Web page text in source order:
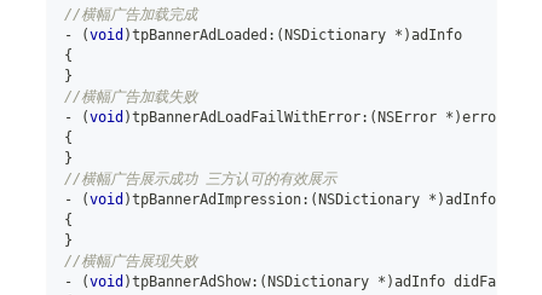
//横幅广告加载完成
-
(void )tpBannerAdLoaded : ( NSDictionary * )adInfo
{
}
//横幅广告加载失败
-
(void )tpBannerAdLoadFailWithError: ( NSError * )error
{
}
//横幅广告展示成功 三方认可的有效展示
-
(void )tpBannerAdImpression: ( NSDictionary * )adInfo
{
}
//横幅广告展现失败
-
(void )tpBannerAdShow: ( NSDictionary * )adInfo